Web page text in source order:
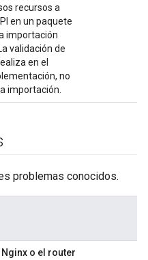
recursos a
en un paquete
importación
validación de
en el
no
importación.
problemas conocidos.
o el router